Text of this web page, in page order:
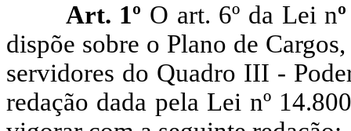
Art. 1º O art. 6º da Lei n
dispõe sobre o Plano de
servidores do Quadro III -
redação dada pela Lei nº